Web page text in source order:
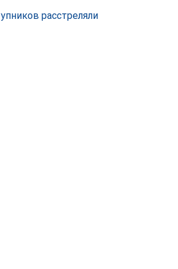
расстреляли